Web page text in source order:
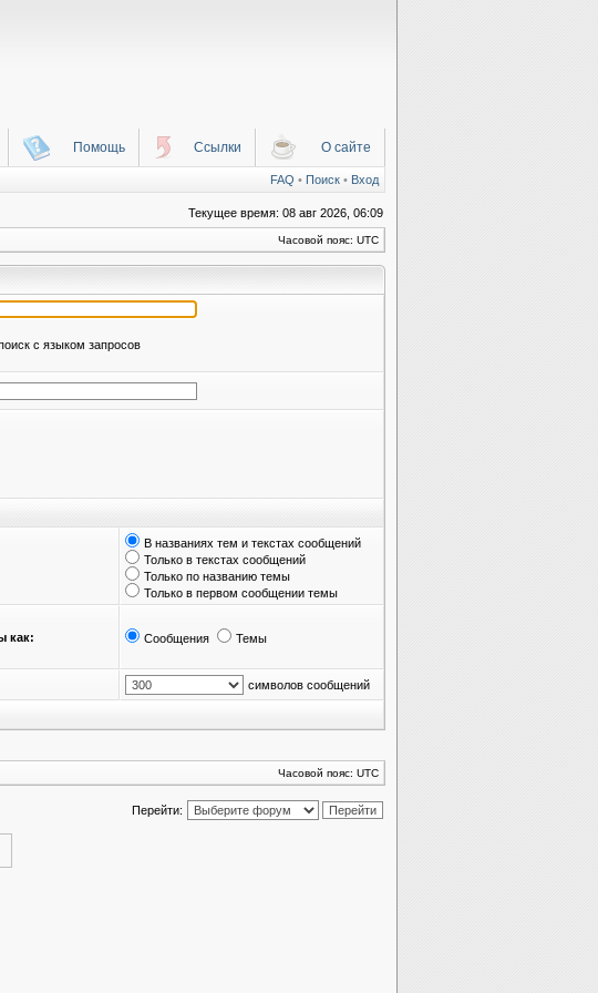
Помощь Ссылки О сайте
FAQ • Поиск • Вход
Текущее время: 08 авг 2026, 06:09
Часовой пояс: UTC
с языком запросов
В названиях тем и текстах сообщений
Только в текстах сообщений
Только по названию темы
Только в первом сообщении темы
как: Сообщения Темы
символов сообщений
Часовой пояс: UTC
Перейти: